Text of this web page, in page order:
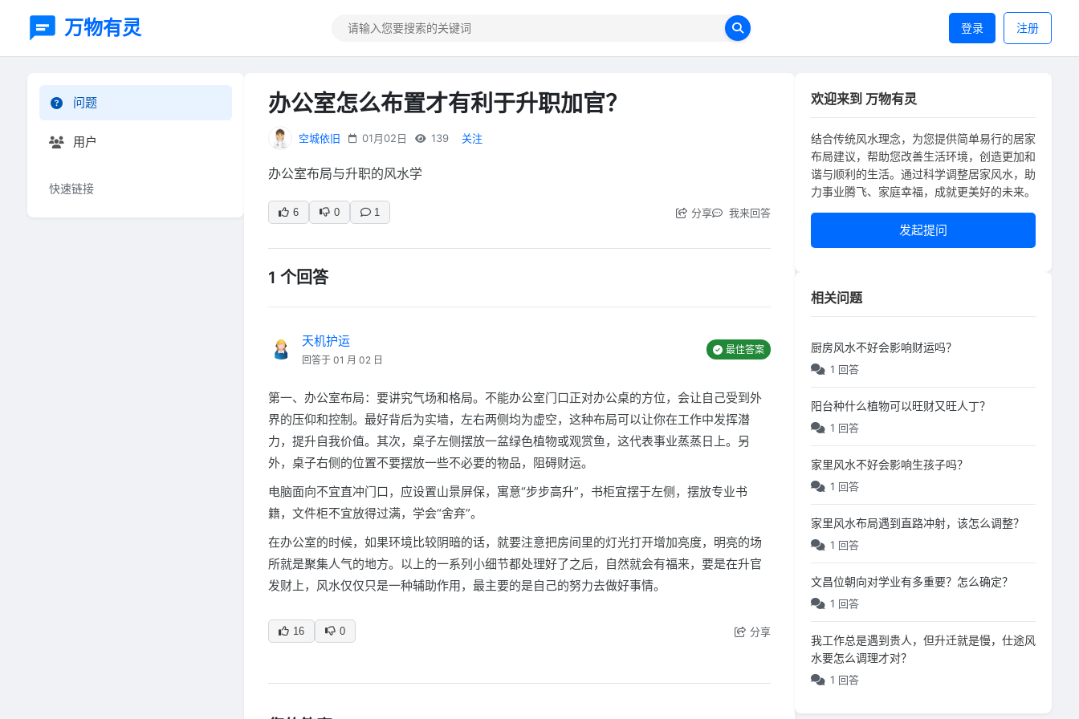
万物有灵 登录 注册
问题
用户
快速链接
办公室怎么布置才有利于升职加官？
空城依旧 01月02日 139 关注
办公室布局与升职的风水学
6 0 1 分享 我来回答
1 个回答
天机护运
回答于 01 月 02 日
最佳答案
第一、办公室布局：要讲究气场和格局。不能办公室门口正对办公桌的方位，会让自己受到外
界的压仰和控制。最好背后为实墙，左右两侧均为虚空，这种布局可以让你在工作中发挥潜
力，提升自我价值。其次，桌子左侧摆放一盆绿色植物或观赏鱼，这代表事业蒸蒸日上。另
外，桌子右侧的位置不要摆放一些不必要的物品，阻碍财运。
电脑面向不宜直冲门口，应设置山景屏保，寓意“步步高升”，书柜宜摆于左侧，摆放专业书
籍，文件柜不宜放得过满，学会“舍弃”。
在办公室的时候，如果环境比较阴暗的话，就要注意把房间里的灯光打开增加亮度，明亮的场
所就是聚集人气的地方。以上的一系列小细节都处理好了之后，自然就会有福来，要是在升官
发财上，风水仅仅只是一种辅助作用，最主要的是自己的努力去做好事情。
16 0 分享
欢迎来到 万物有灵
结合传统风水理念，为您提供简单易行的居家
布局建议，帮助您改善生活环境，创造更加和
谐与顺利的生活。通过科学调整居家风水，助
力事业腾飞、家庭幸福，成就更美好的未来。
发起提问
相关问题
厨房风水不好会影响财运吗？
1 回答
阳台种什么植物可以旺财又旺人丁？
1 回答
家里风水不好会影响生孩子吗？
1 回答
家里风水布局遇到直路冲射，该怎么调整？
1 回答
文昌位朝向对学业有多重要？怎么确定？
1 回答
我工作总是遇到贵人，但升迁就是慢，仕途风
水要怎么调理才对？
1 回答